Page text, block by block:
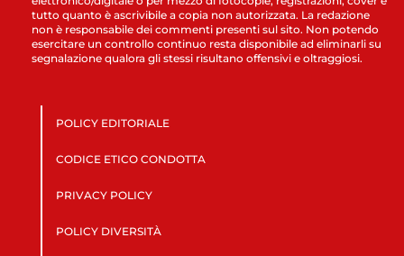
tutto quanto è ascrivibile a copia non autorizzata. La redazione
non è responsabile dei commenti presenti sul sito. Non potendo
esercitare un controllo continuo resta disponibile ad eliminarli su
segnalazione qualora gli stessi risultano offensivi e oltraggiosi.
POLICY EDITORIALE
CODICE ETICO CONDOTTA
PRIVACY POLICY
POLICY DIVERSITÀ